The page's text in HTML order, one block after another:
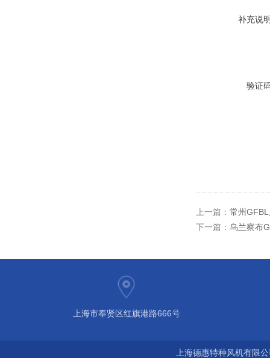
补充说
验证
上一篇： 常州
下一篇： 乌兰察布
上海市奉贤区红旗港路666号
上海德惠特种风机有限